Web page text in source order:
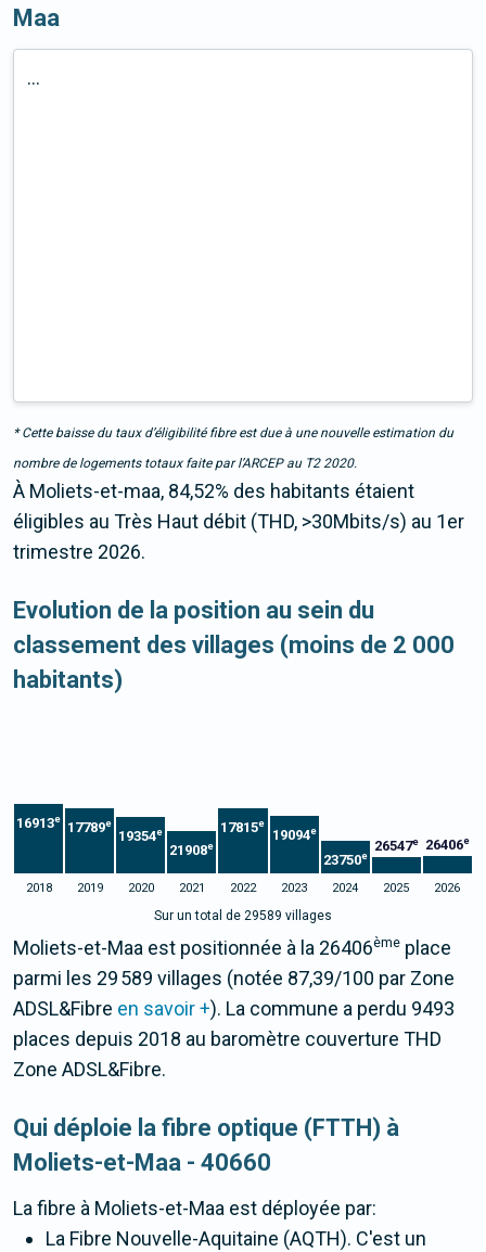
Maa
...
* Cette baisse du taux d’éligibilité fibre est due à une nouvelle estimation du
nombre de logements totaux faite par l’ARCEP au T2 2020.
À Moliets-et-maa, 84,52% des habitants étaient
éligibles au Très Haut débit (THD, >30Mbits/s) au 1er
trimestre 2026.
Evolution de la position au sein du
classement des villages (moins de 2 000
habitants)
16913e
17789e
19354e
21908e
17815e
19094e
23750e
26547e 26406e
2018 2019 2020 2021 2022 2023 2024 2025 2026
Sur un total de 29589 villages
Moliets-et-Maa est positionnée à la 26406ème place
parmi les 29 589 villages (notée 87,39/100 par Zone
ADSL&Fibre en savoir +). La commune a perdu 9493
places depuis 2018 au baromètre couverture THD
Zone ADSL&Fibre.
Qui déploie la fibre optique (FTTH) à
Moliets-et-Maa - 40660
La fibre à Moliets-et-Maa est déployée par:
La Fibre Nouvelle-Aquitaine (AQTH). C'est un